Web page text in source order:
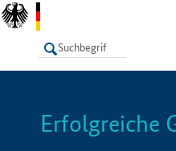
LISTE
Erfolgreiche